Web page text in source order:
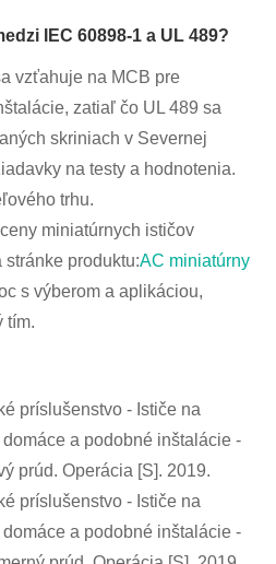
IEC 60898-1 a UL 489?
vzťahuje na MCB pre
zatiaľ čo UL 489 sa
skriniach v Severnej
na testy a hodnotenia.
trhu.
miniatúrnych ističov
produktu:AC miniatúrny
s výberom a aplikáciou,
tím.
príslušenstvo - Ističe na
a podobné inštalácie -
prúd. Operácia [S]. 2019.
príslušenstvo - Ističe na
a podobné inštalácie -